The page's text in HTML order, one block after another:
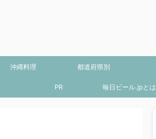
沖縄料理 都道府県別
PR 毎日ビール.jpとは